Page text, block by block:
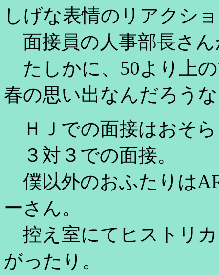
しげな表情のリアクシ
面接員の人事部長さん
たしかに、50より上
春の思い出なんだろう
ＨＪでの面接はおそ
３対３での面接。
僕以外のおふたりは
ーさん。
控え室にてヒストリ
がったり。